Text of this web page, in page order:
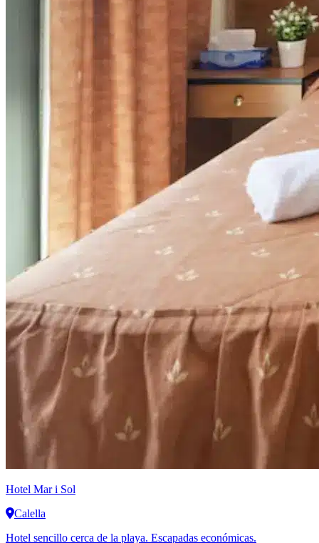
Hotel Mar i Sol
Calella
Hotel sencillo cerca de la playa. Escapadas económicas.